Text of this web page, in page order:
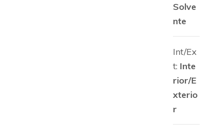
Solve
nte
Int/Ex
t: Inte
rior/E
xterio
r